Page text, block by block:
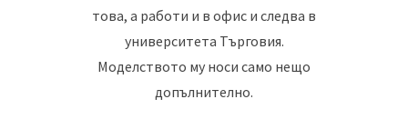
това, а работи и в офис и следва в
университета Търговия.
Моделството му носи само нещо
допълнително.